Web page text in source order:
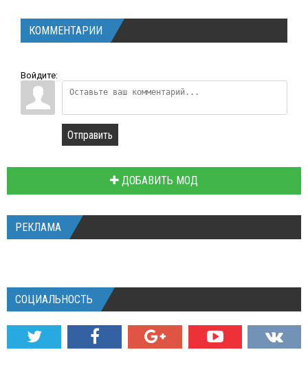
КОММЕНТАРИИ
Войдите:
Отправить
ДОБАВИТЬ МОД
РЕКЛАМА
СОЦИАЛЬНОСТЬ